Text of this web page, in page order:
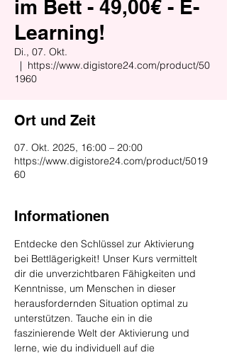
im Bett - 49,00€ - E-
Learning!
Di., 07. Okt.
  |
https://www.digistore24.com/product/50
1960
Ort und Zeit
07. Okt. 2025, 16:00 – 20:00
https://www.digistore24.com/product/5019
60
Informationen
Entdecke den Schlüssel zur Aktivierung
bei Bettlägerigkeit! Unser Kurs vermittelt
dir die unverzichtbaren Fähigkeiten und
Kenntnisse, um Menschen in dieser
herausfordernden Situation optimal zu
unterstützen. Tauche ein in die
faszinierende Welt der Aktivierung und
lerne, wie du individuell auf die